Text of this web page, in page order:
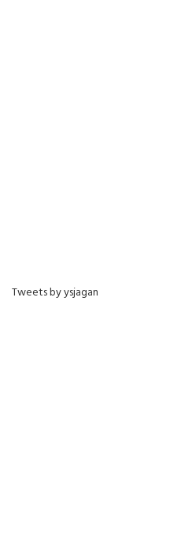
Tweets by ysjagan